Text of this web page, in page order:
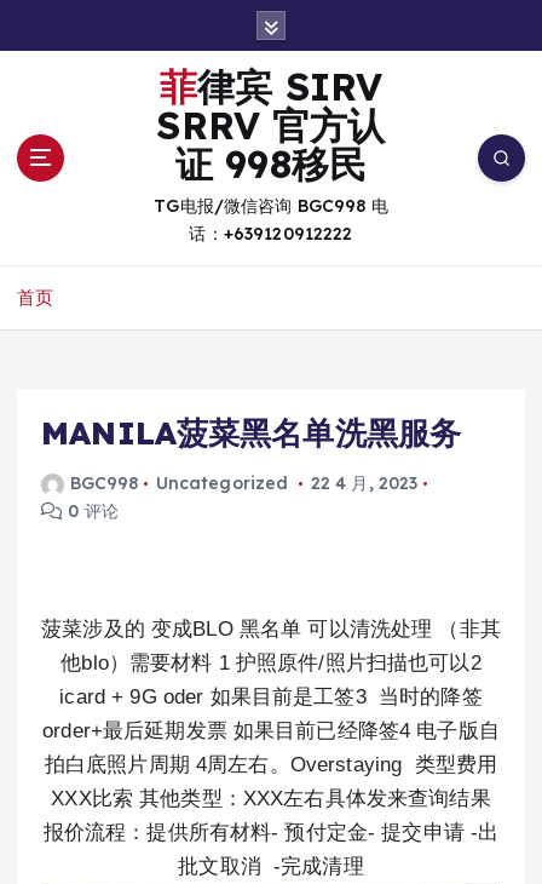
菲律宾 SIRV
SRRV 官方认
证 998移民
TG电报/微信咨询 BGC998 电
话：+639120912222
首页
MANILA菠菜黑名单洗黑服务
BGC998 Uncategorized
22 4 月, 2023
0 评论
菠菜涉及的 变成BLO 黑名单 可以清洗处理 （非其
他blo）需要材料 1 护照原件/照片扫描也可以2
icard + 9G oder 如果目前是工签3 当时的降签
order+最后延期发票 如果目前已经降签4 电子版自
拍白底照片周期 4周左右。Overstaying 类型费用
XXX比索 其他类型：XXX左右具体发来查询结果
报价流程：提供所有材料- 预付定金- 提交申请 -出
批文取消 -完成清理